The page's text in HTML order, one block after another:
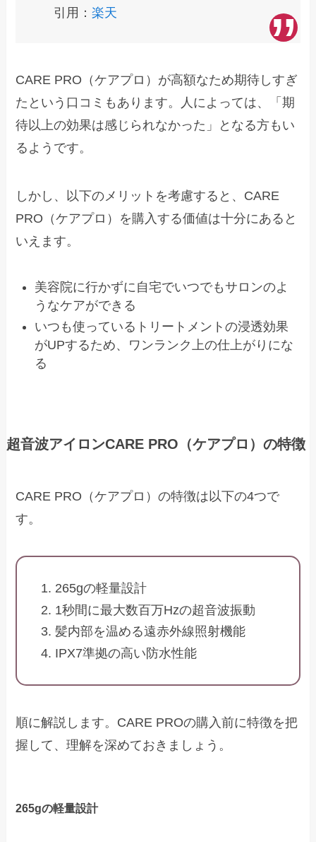
引用：楽天
CARE PRO（ケアプロ）が高額なため期待しすぎ
たという口コミもあります。人によっては、「期
待以上の効果は感じられなかった」となる方もい
るようです。
しかし、以下のメリットを考慮すると、CARE
PRO（ケアプロ）を購入する価値は十分にあると
いえます。
美容院に行かずに自宅でいつでもサロンのよ
うなケアができる
いつも使っているトリートメントの浸透効果
がUPするため、ワンランク上の仕上がりにな
る
超音波アイロンCARE PRO（ケアプロ）の特徴
CARE PRO（ケアプロ）の特徴は以下の4つで
す。
265gの軽量設計
1秒間に最大数百万Hzの超音波振動
髪内部を温める遠赤外線照射機能
IPX7準拠の高い防水性能
順に解説します。CARE PROの購入前に特徴を把
握して、理解を深めておきましょう。
265gの軽量設計